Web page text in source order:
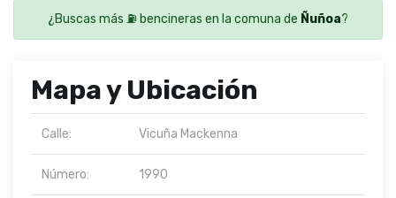
¿Buscas más ⛽ bencineras en la comuna de Ñuñoa?
Mapa y Ubicación
Calle: Vicuña Mackenna
Número: 1990